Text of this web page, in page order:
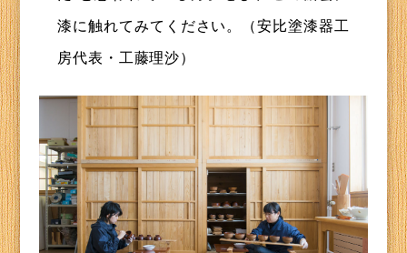
漆に触れてみてください。（安比塗漆器工
房代表・工藤理沙）